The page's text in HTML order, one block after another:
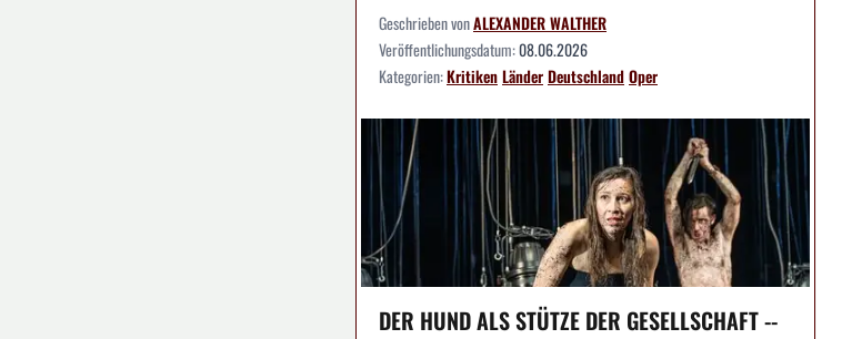
Geschrieben vonALEXANDER WALTHER
Veröffentlichungsdatum:08.06.2026
Kategorien:KritikenLänderDeutschlandOper
DER HUND ALS STÜTZE DER GESELLSCHAFT --